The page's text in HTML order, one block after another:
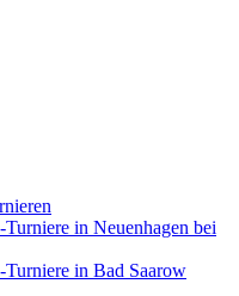
in Neuenhagen bei
in Bad Saarow